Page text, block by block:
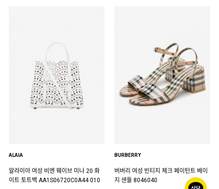
ALAIA
알라이아 여성 비엔 웨이브 미나 20 화
이트 토트백 AA1S06720C0A44 010
BURBERRY
버버리 여성 빈티지 체크 페이턴트 베이
지 샌들 8046040